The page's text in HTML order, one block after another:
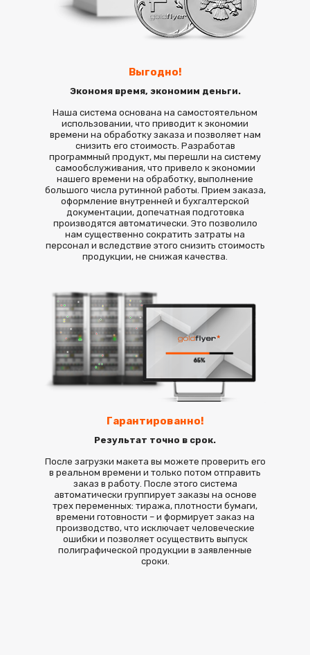
Выгодно!
Экономя время, экономим деньги.
Наша система основана на самостоятельном
использовании, что приводит к экономии
времени на обработку заказа и позволяет нам
снизить его стоимость. Разработав
программный продукт, мы перешли на систему
самообслуживания, что привело к экономии
нашего времени на обработку, выполнение
большого числа рутинной работы. Прием заказа,
оформление внутренней и бухгалтерской
документации, допечатная подготовка
производятся автоматически. Это позволило
нам существенно сократить затраты на
персонал и вследствие этого снизить стоимость
продукции, не снижая качества.
Гарантированно!
Результат точно в срок.
После загрузки макета вы можете проверить его
в реальном времени и только потом отправить
заказ в работу. После этого система
автоматически группирует заказы на основе
трех переменных: тиража, плотности бумаги,
времени готовности – и формирует заказ на
производство, что исключает человеческие
ошибки и позволяет осуществить выпуск
полиграфической продукции в заявленные
сроки.